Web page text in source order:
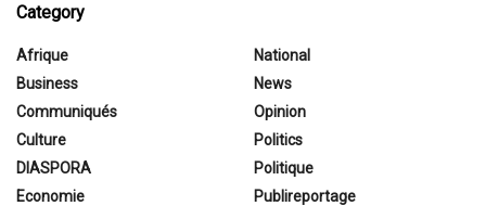
Category
Afrique
Business
Communiqués
Culture
DIASPORA
Economie
National
News
Opinion
Politics
Politique
Publireportage